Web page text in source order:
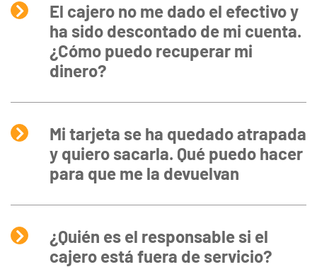
El cajero no me dado el efectivo y
ha sido descontado de mi cuenta.
¿Cómo puedo recuperar mi
dinero?
Mi tarjeta se ha quedado atrapada
y quiero sacarla. Qué puedo hacer
para que me la devuelvan
¿Quién es el responsable si el
cajero está fuera de servicio?